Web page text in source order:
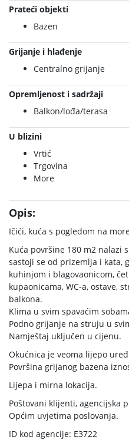
Prateći objekti
Bazen
Grijanje i hlađenje
Centralno grijanje
Opremljenost i sadržaji
Balkon/lođa/terasa
U blizini
Vrtić
Trgovina
More
Opis:
Ičići, kuća s pogledom na
Kuća površine 180 m2 nalazi
sastoji se od prizemlja i kata,
kuhinjom i blagovaonicom,
kupaonicama, WC-a, ostave,
balkona.
Klima u svim spavaćim
Podno grijanje na struju u
Namještaj uključen u cijenu.
Okućnica je veoma lijepo
Površina grijanog bazena
Lijepa i mirna lokacija.
Poštovani klijenti, agencijska
Općim uvjetima poslovanja.
ID kod agencije: E3722